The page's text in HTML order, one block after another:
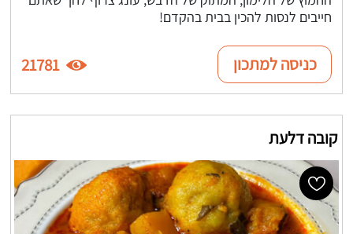
חייבים לנסות להכין בבית בהקדם!
כניסה למתכון 21781
קובה דלעת